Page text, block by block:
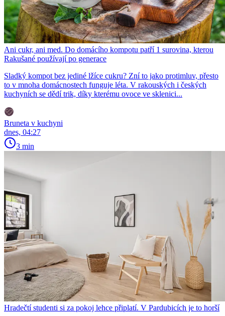
Ani cukr, ani med. Do domácího kompotu patří 1 surovina, kterou
Rakušané používají po generace
Sladký kompot bez jediné lžíce cukru? Zní to jako protimluv, přesto
to v mnoha domácnostech funguje léta. V rakouských i českých
kuchyních se dědí trik, díky kterému ovoce ve sklenici...
Bruneta v kuchyni
dnes, 04:27
3 min
Hradečtí studenti si za pokoj lehce připlatí. V Pardubicích je to horší